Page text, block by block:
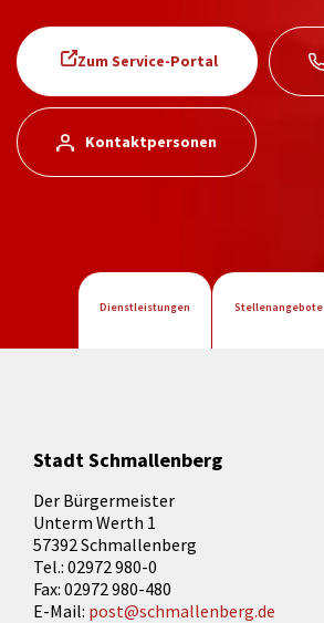
Zum Service-Portal
Kontaktpersonen
Dienstleistungen Stellenangebote
Stadt Schmallenberg
Der Bürgermeister
Unterm Werth 1
57392 Schmallenberg
Tel.: 02972 980-0
Fax: 02972 980-480
E-Mail: post@schmallenberg.de